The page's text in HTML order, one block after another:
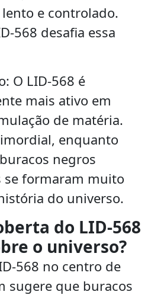
e controlado.
568 desafia essa
O LID-568 é
mais ativo em
de matéria.
enquanto
negros
se formaram muito
do universo.
do LID-568
o universo?
568 no centro de
sugere que buracos